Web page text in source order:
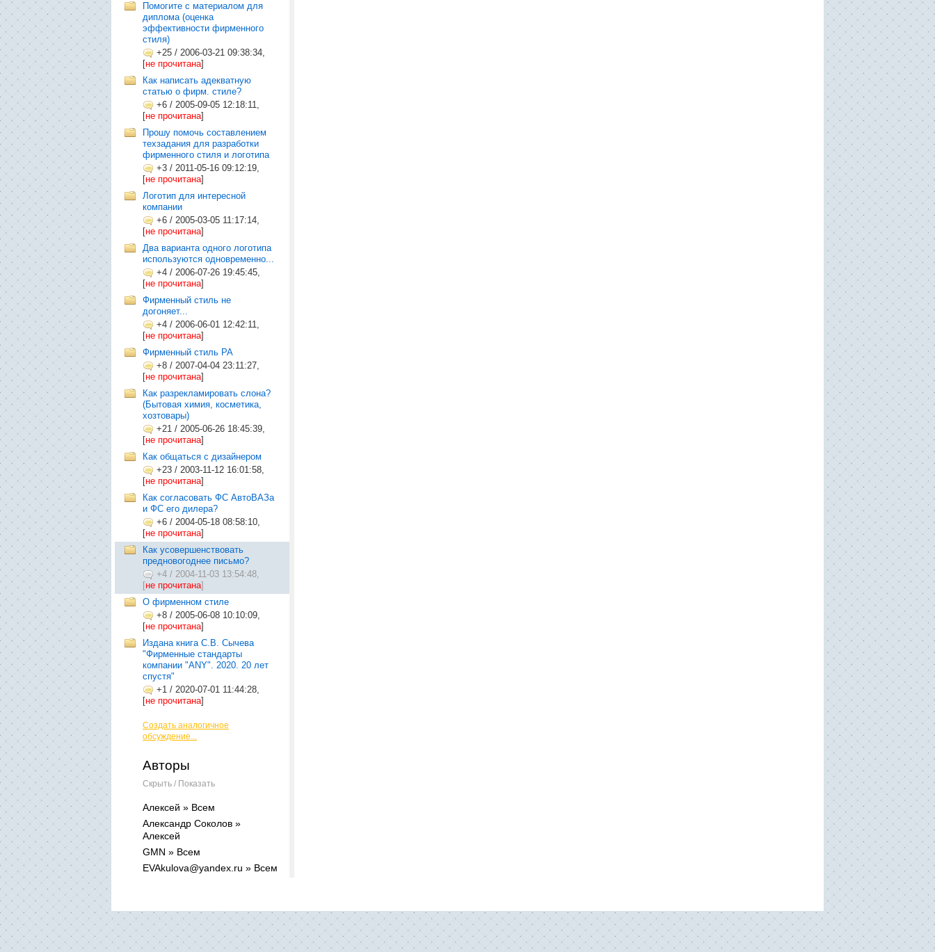
Помогите с материалом для
диплома (оценка
эффективности фирменного
стиля)
+25 / 2006-03-21 09:38:34,
[не прочитана]
Как написать адекватную
статью о фирм. стиле?
+6 / 2005-09-05 12:18:11,
[не прочитана]
Прошу помочь составлением
техзадания для разработки
фирменного стиля и логотипа
+3 / 2011-05-16 09:12:19,
[не прочитана]
Логотип для интересной
компании
+6 / 2005-03-05 11:17:14,
[не прочитана]
Два варианта одного логотипа
используются одновременно...
+4 / 2006-07-26 19:45:45,
[не прочитана]
Фирменный стиль не
догоняет...
+4 / 2006-06-01 12:42:11,
[не прочитана]
Фирменный стиль РА
+8 / 2007-04-04 23:11:27,
[не прочитана]
Как разрекламировать слона?
(Бытовая химия, косметика,
хозтовары)
+21 / 2005-06-26 18:45:39,
[не прочитана]
Как общаться с дизайнером
+23 / 2003-11-12 16:01:58,
[не прочитана]
Как согласовать ФС АвтоВАЗа
и ФС его дилера?
+6 / 2004-05-18 08:58:10,
[не прочитана]
Как усовершенствовать
предновогоднее письмо?
+4 / 2004-11-03 13:54:48,
[не прочитана]
О фирменном стиле
+8 / 2005-06-08 10:10:09,
[не прочитана]
Издана книга С.В. Сычева
"Фирменные стандарты
компании "ANY". 2020. 20 лет
спустя"
+1 / 2020-07-01 11:44:28,
[не прочитана]
Создать аналогичное
обсуждение...
Авторы
Скрыть / Показать
Алексей » Всем
Александр Соколов »
Алексей
GMN » Всем
EVAkulova@yandex.ru » Всем